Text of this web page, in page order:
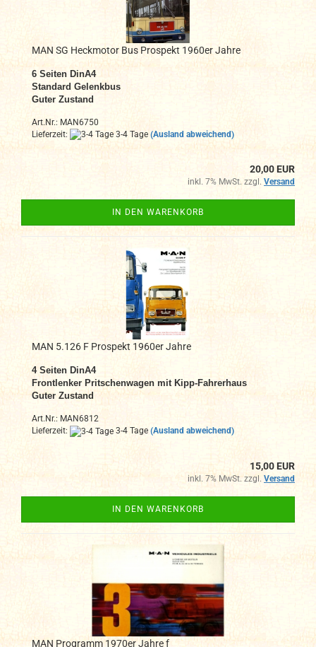
MAN SG Heckmotor Bus Prospekt 1960er Jahre
6 Seiten DinA4
Standard Gelenkbus
Guter Zustand
Art.Nr.: MAN6750
Lieferzeit:
3-4 Tage (Ausland abweichend)
20,00 EUR
inkl. 7% MwSt. zzgl. Versand
IN DEN WARENKORB
MAN 5.126 F Prospekt 1960er Jahre
4 Seiten DinA4
Frontlenker Pritschenwagen mit Kipp-Fahrerhaus
Guter Zustand
Art.Nr.: MAN6812
Lieferzeit:
3-4 Tage (Ausland abweichend)
15,00 EUR
inkl. 7% MwSt. zzgl. Versand
IN DEN WARENKORB
MAN Programm 1970er Jahre f